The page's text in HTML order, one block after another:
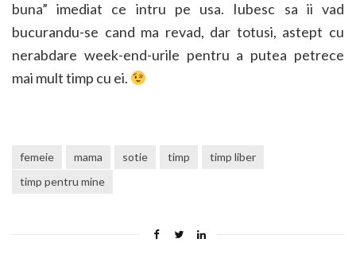
buna” imediat ce intru pe usa. Iubesc sa ii vad
bucurandu-se cand ma revad, dar totusi, astept cu
nerabdare week-end-urile pentru a putea petrece
mai mult timp cu ei.
femeie mama sotie timp
timp liber
timp pentru mine